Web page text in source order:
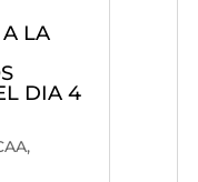
LA
DIA 4
,